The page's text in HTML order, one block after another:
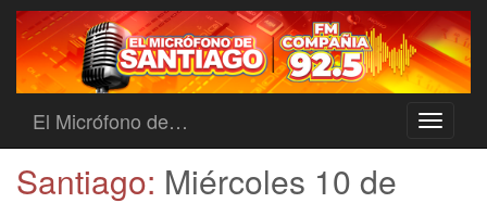
Toggle
El Micrófono de…
Santiago: Miércoles 10 de